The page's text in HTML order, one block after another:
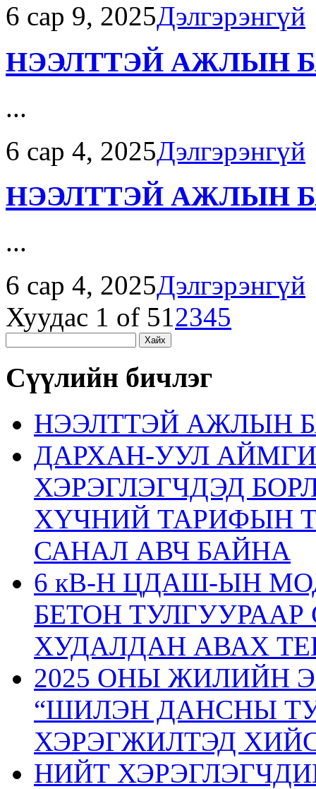
6 сар 9, 2025Дэлгэрэнгүй
НЭЭЛТТЭЙ АЖЛЫН
...
6 сар 4, 2025Дэлгэрэнгүй
НЭЭЛТТЭЙ АЖЛЫН
...
6 сар 4, 2025Дэлгэрэнгүй
Хуудас 1 of 512345
Сүүлийн бичлэг
НЭЭЛТТЭЙ АЖЛЫН
ДАРХАН-УУЛ
ХЭРЭГЛЭГЧДЭД
ХҮЧНИЙ ТАРИФЫН
САНАЛ АВЧ БАЙНА
6 кВ-Н ЦДАШ-ЫН
БЕТОН
ХУДАЛДАН АВАХ
2025 ОНЫ ЖИЛИЙН
“ШИЛЭН ДАНСНЫ
ХЭРЭГЖИЛТЭД
НИЙТ